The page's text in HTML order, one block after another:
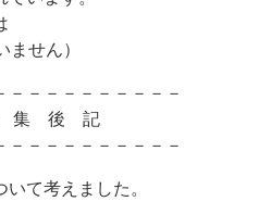
せん）
－－－－－－－－－
記
－－－－－－－－－
て考えました。